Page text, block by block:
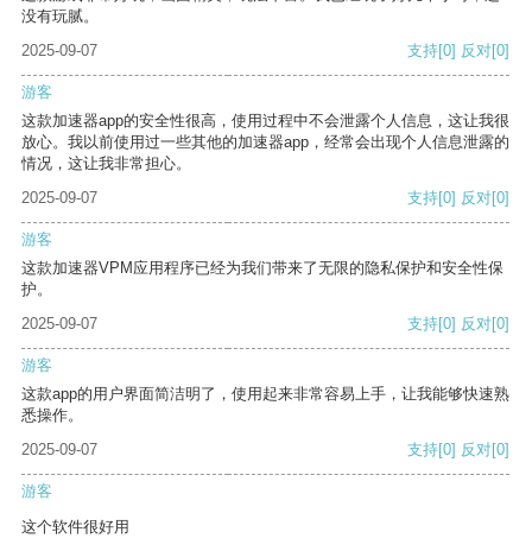
没有玩腻。
2025-09-07
支持[0] 反对[0]
游客
这款加速器app的安全性很高，使用过程中不会泄露个人信息，这让我很
放心。我以前使用过一些其他的加速器app，经常会出现个人信息泄露的
情况，这让我非常担心。
2025-09-07
支持[0] 反对[0]
游客
这款加速器VPM应用程序已经为我们带来了无限的隐私保护和安全性保
护。
2025-09-07
支持[0] 反对[0]
游客
这款app的用户界面简洁明了，使用起来非常容易上手，让我能够快速熟
悉操作。
2025-09-07
支持[0] 反对[0]
游客
这个软件很好用